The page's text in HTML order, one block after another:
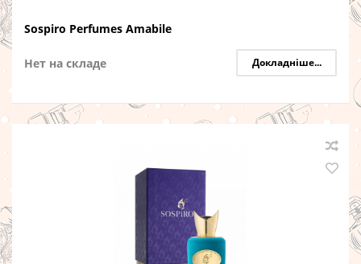
Sospiro Perfumes Amabile
Нет на складе Докладніше...